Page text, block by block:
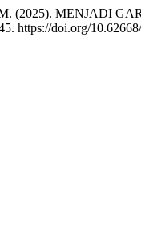
M. (2025). MENJADI
https://doi.org/